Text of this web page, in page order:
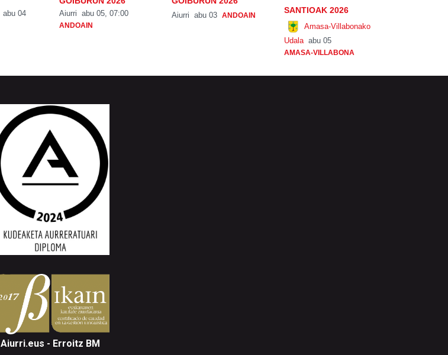
abu 04 Aiurri abu 05, 07:00
ANDOAIN
Aiurri abu 03 ANDOAIN
SANTIOAK 2026
Amasa-Villabonako
Udala abu 05
AMASA-VILLABONA
Aiurri.eus - Erroitz BM